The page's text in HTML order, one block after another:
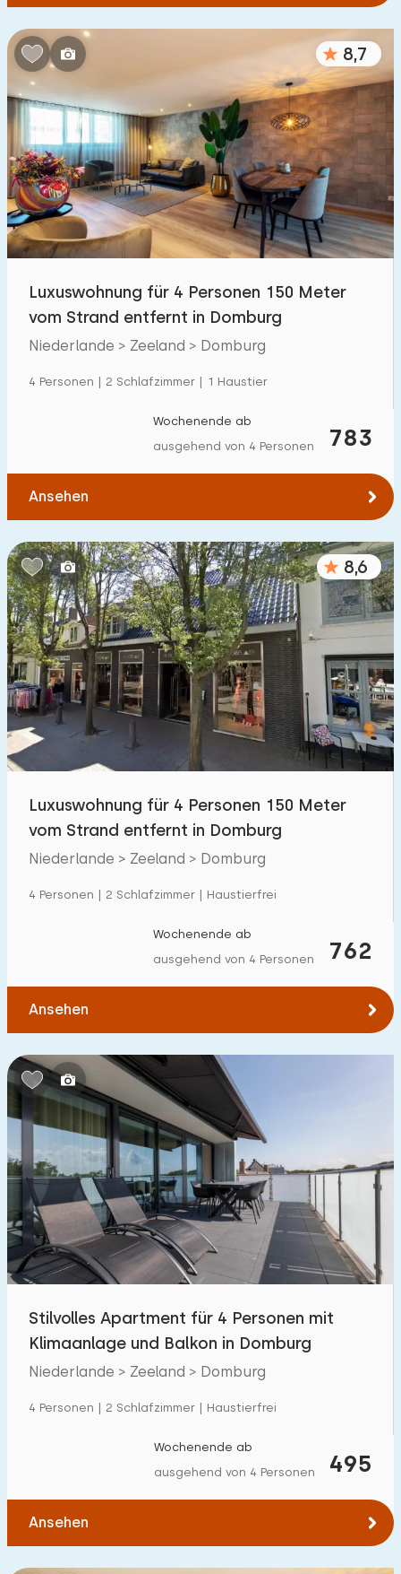
8,7
Luxuswohnung für 4 Personen 150 Meter
vom Strand entfernt in Domburg
Niederlande > Zeeland > Domburg
4 Personen | 2 Schlafzimmer | 1 Haustier
783
Wochenende ab
ausgehend von 4 Personen
Ansehen
8,6
Luxuswohnung für 4 Personen 150 Meter
vom Strand entfernt in Domburg
Niederlande > Zeeland > Domburg
4 Personen | 2 Schlafzimmer | Haustierfrei
762
Wochenende ab
ausgehend von 4 Personen
Ansehen
Stilvolles Apartment für 4 Personen mit
Klimaanlage und Balkon in Domburg
Niederlande > Zeeland > Domburg
4 Personen | 2 Schlafzimmer | Haustierfrei
495
Wochenende ab
ausgehend von 4 Personen
Ansehen